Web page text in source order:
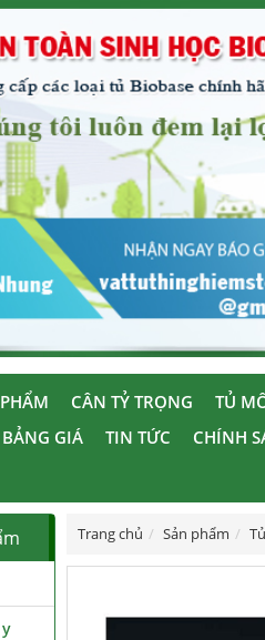
CÂN TỶ TRỌNG TỦ
BẢNG GIÁ TIN TỨC CHÍNH
Trang chủ Sản phẩm